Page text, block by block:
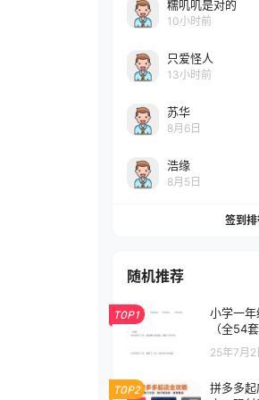
糯叽叽是对的
10小时前
只爱怪人
13小时前
苏华
8月6日
浩缘
8月5日
签到
随机推荐
TOP1
小学一
（全54套
25年7月2
TOP2
拼多多